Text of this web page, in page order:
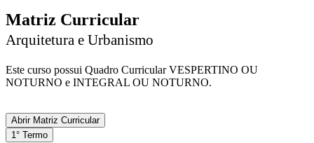
Matriz Curricular
Arquitetura e Urbanismo
Este curso possui Quadro Curricular VESPERTINO OU
NOTURNO e INTEGRAL OU NOTURNO.
AbrirMatriz Curricular
1° Termo